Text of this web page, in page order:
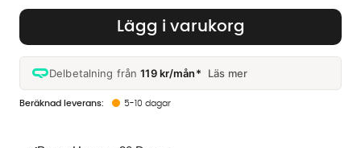
Lägg i varukorg
Delbetalning från119 kr/mån* Läs mer
5-10 dagar